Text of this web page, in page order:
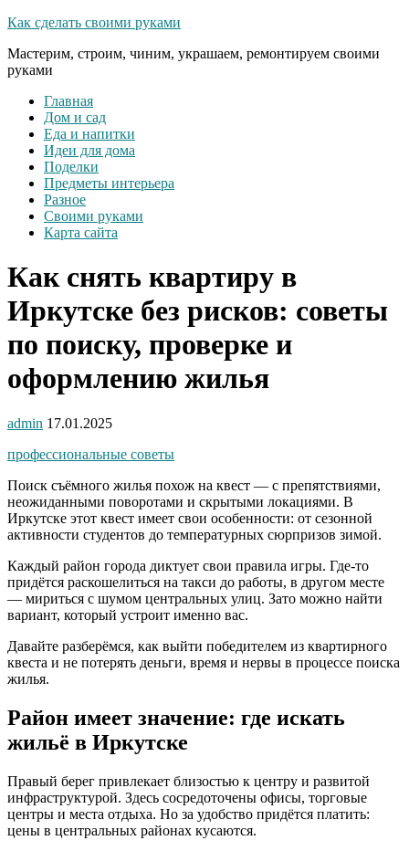
Как сделать своими руками
Мастерим, строим, чиним, украшаем, ремонтируем своими
руками
Главная
Дом и сад
Еда и напитки
Идеи для дома
Поделки
Предметы интерьера
Разное
Своими руками
Карта сайта
Как снять квартиру в
Иркутске без рисков: советы
по поиску, проверке и
оформлению жилья
admin 17.01.2025
профессиональные советы
Поиск съёмного жилья похож на квест — с препятствиями,
неожиданными поворотами и скрытыми локациями. В
Иркутске этот квест имеет свои особенности: от сезонной
активности студентов до температурных сюрпризов зимой.
Каждый район города диктует свои правила игры. Где-то
придётся раскошелиться на такси до работы, в другом месте
— мириться с шумом центральных улиц. Зато можно найти
вариант, который устроит именно вас.
Давайте разберёмся, как выйти победителем из квартирного
квеста и не потерять деньги, время и нервы в процессе поиска
жилья.
Район имеет значение: где искать
жильё в Иркутске
Правый берег привлекает близостью к центру и развитой
инфраструктурой. Здесь сосредоточены офисы, торговые
центры и места отдыха. Но за удобство придётся платить:
цены в центральных районах кусаются.